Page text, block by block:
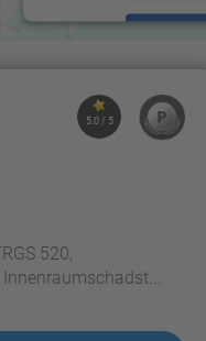
Platform
5.0 / 5
520,